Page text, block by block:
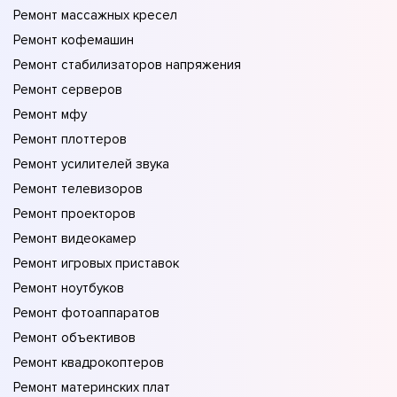
Ремонт массажных кресел
Ремонт кофемашин
Ремонт стабилизаторов напряжения
Ремонт серверов
Ремонт мфу
Ремонт плоттеров
Ремонт усилителей звука
Ремонт телевизоров
Ремонт проекторов
Ремонт видеокамер
Ремонт игровых приставок
Ремонт ноутбуков
Ремонт фотоаппаратов
Ремонт объективов
Ремонт квадрокоптеров
Ремонт материнских плат